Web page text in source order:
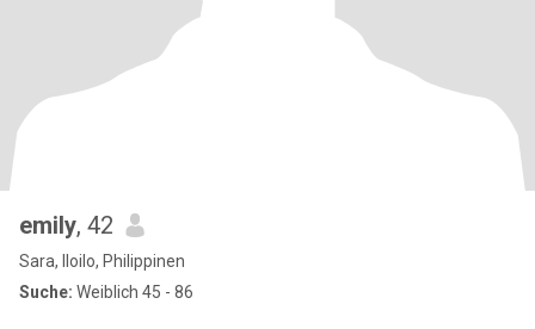
emily, 42
Sara, Iloilo, Philippinen
Suche: Weiblich 45 - 86